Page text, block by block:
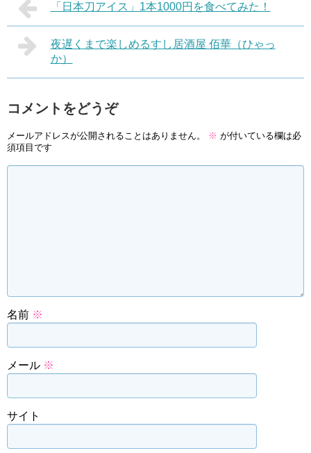
「日本刀アイス」1本1000円を食べてみた！
夜遅くまで楽しめるすし居酒屋 佰華（ひゃっ
か）
コメントをどうぞ
メールアドレスが公開されることはありません。 ※ が付いている欄は必
須項目です
名前 ※
メール ※
サイト